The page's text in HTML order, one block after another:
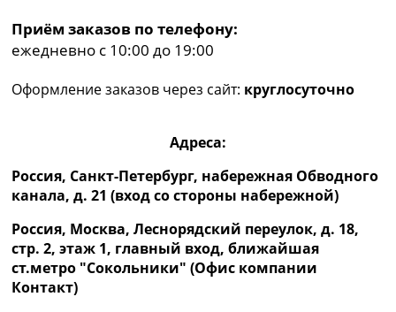
Приём заказов по телефону:
ежедневно с 10:00 до 19:00
Оформление заказов через сайт: круглосуточно
Адреса:
Россия, Санкт-Петербург, набережная Обводного
канала, д. 21 (вход со стороны набережной)
Россия, Москва, Леснорядский переулок, д. 18,
стр. 2, этаж 1, главный вход, ближайшая
ст.метро "Сокольники" (Офис компании
Контакт)